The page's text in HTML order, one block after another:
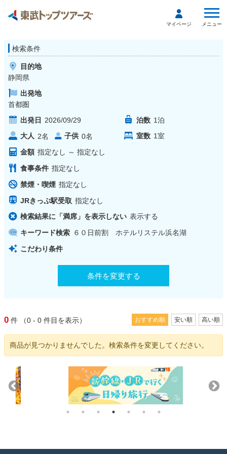
マイページ メニュー
検索条件
目的地
静岡県
出発地
首都圏
出発日 2026/09/29 泊数 1泊
大人 2名 子供 0名 室数 1室
金額 指定なし ～ 指定なし
食事条件 指定なし
禁煙・喫煙 指定なし
JRきっぷ駅受取 指定なし
検索結果に「満席」を表示しない 表示する
キーワード検索 ６０日前割 ホテルリステル浜名湖
こだわり条件
条件を変更する
0 件 （0 - 0 件目を表示） おすすめ順 安い順 高い順
商品が見つかりませんでした。検索条件を変更してください。